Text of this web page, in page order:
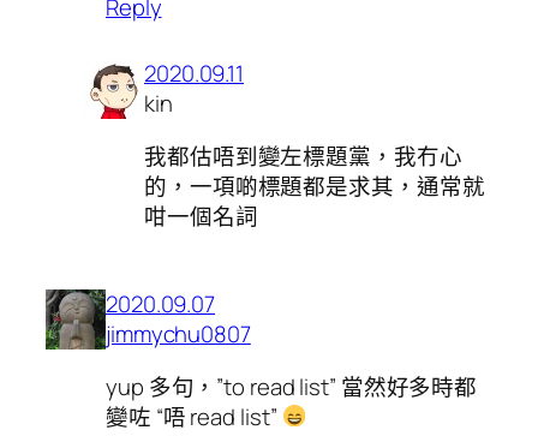
Reply
2020.09.11
kin
我都估唔到變左標題黨，我冇心
的，一項啲標題都是求其，通常就
咁一個名詞
2020.09.07
jimmychu0807
yup 多句，”to read list” 當然好多時都
變咗 “唔 read list”